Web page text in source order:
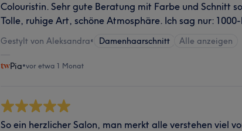
Colouristin. Sehr gute Beratung mit Farbe und Schnitt
Tolle, ruhige Art, schöne Atmosphäre. Ich sag nur:
Gestylt von Aleksandra• Damenhaarschnitt Alle anzeigen
Pia•vor etwa 1 Monat
So ein herzlicher Salon, man merkt alle verstehen viel